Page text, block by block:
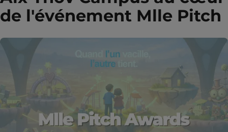
de l'événement Mlle Pitch